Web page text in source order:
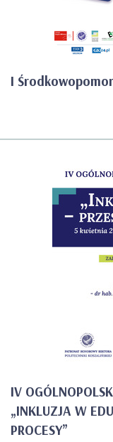
I
IV
„INKLUZJA W
PROCESY”